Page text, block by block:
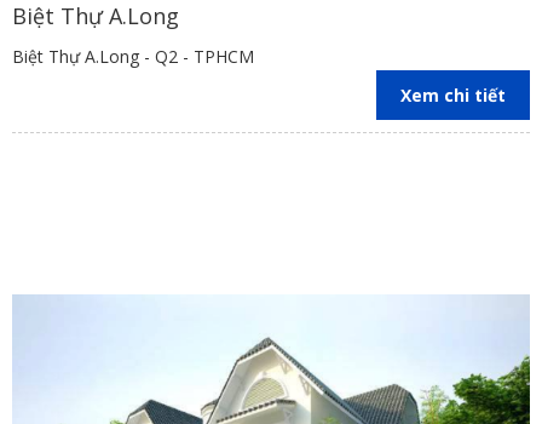
Biệt Thự A.Long
Biệt Thự A.Long - Q2 - TPHCM
Xem chi tiết